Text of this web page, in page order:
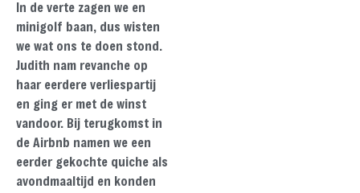
In de verte zagen we en
minigolf baan, dus wisten
we wat ons te doen stond.
Judith nam revanche op
haar eerdere verliespartij
en ging er met de winst
vandoor. Bij terugkomst in
de Airbnb namen we een
eerder gekochte quiche als
avondmaaltijd en konden